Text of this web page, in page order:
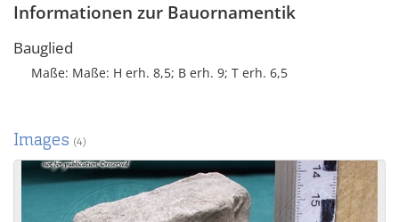
Informationen zur Bauornamentik
Bauglied
Maße: Maße: H erh. 8,5; B erh. 9; T erh. 6,5
Images (4)